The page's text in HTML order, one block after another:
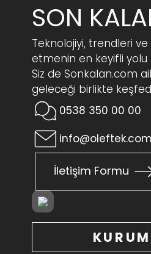
SON
Teknolojiyi, trendleri
etmenin en keyifli
Siz de Sonkalan.com
geleceği birlikte
0538 350 00 00
info@oleftek.com
İletişim Formu